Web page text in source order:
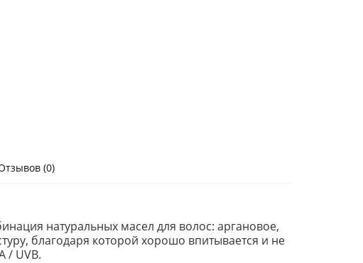
(0)
натуральных масел для волос: аргановое,
благодаря которой хорошо впитывается и не
/ UVB.